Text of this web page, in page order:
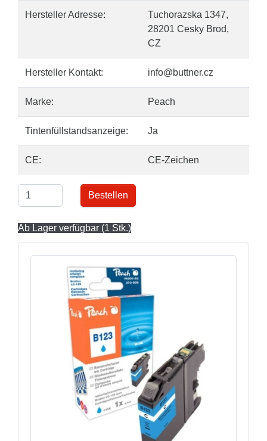
Hersteller Adresse:
Tuchorazska 1347,
28201 Cesky Brod,
CZ
Hersteller Kontakt: info@buttner.cz
Marke: Peach
Tintenfüllstandsanzeige: Ja
CE: CE-Zeichen
Bestellen
Ab Lager verfügbar (1 Stk.)